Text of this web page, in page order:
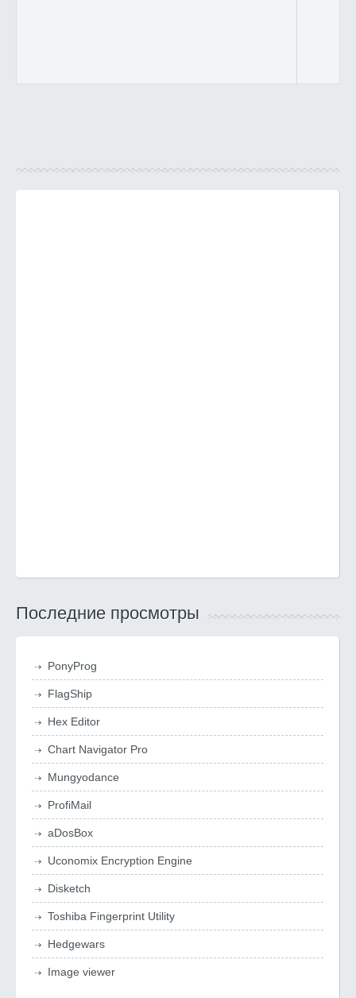
Последние просмотры
PonyProg
FlagShip
Hex Editor
Chart Navigator Pro
Mungyodance
ProfiMail
aDosBox
Uconomix Encryption Engine
Disketch
Toshiba Fingerprint Utility
Hedgewars
Image viewer